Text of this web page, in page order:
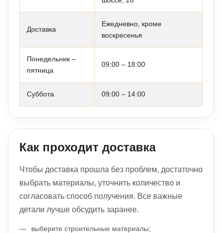
Доставка
Ежедневно, кроме
воскресенья
Понедельник –
пятница
09:00 – 18:00
Суббота 09:00 – 14:00
Как проходит доставка
Чтобы доставка прошла без проблем, достаточно
выбрать материалы, уточнить количество и
согласовать способ получения. Все важные
детали лучше обсудить заранее.
выберите строительные материалы;